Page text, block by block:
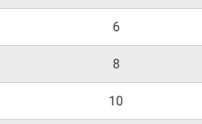
6
8
10